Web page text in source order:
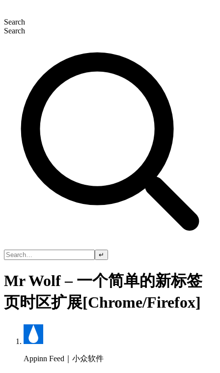
Search
Search
↵
Mr Wolf – 一个简单的新标签
页时区扩展[Chrome/Firefox]
Appinn Feed｜小众软件